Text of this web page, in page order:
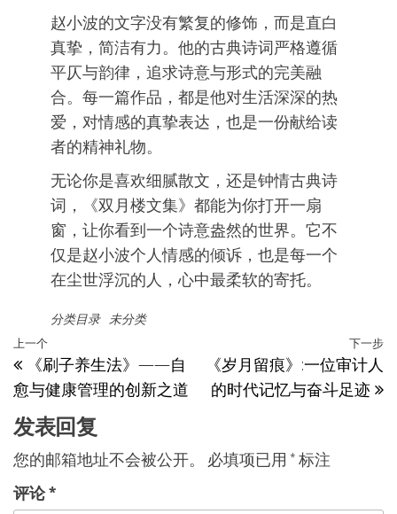
赵小波的文字没有繁复的修饰，而是直白
真挚，简洁有力。他的古典诗词严格遵循
平仄与韵律，追求诗意与形式的完美融
合。每一篇作品，都是他对生活深深的热
爱，对情感的真挚表达，也是一份献给读
者的精神礼物。
无论你是喜欢细腻散文，还是钟情古典诗
词，《双月楼文集》都能为你打开一扇
窗，让你看到一个诗意盎然的世界。它不
仅是赵小波个人情感的倾诉，也是每一个
在尘世浮沉的人，心中最柔软的寄托。
分类目录 未分类
文
章
导
航
上
一
篇
文
上一个
《刷子养生法》——自
愈与健康管理的创新之道
下一步
《岁月留痕》:一位审计人
的时代记忆与奋斗足迹
发表回复
您的邮箱地址不会被公开。 必填项已用 *标注
评论*